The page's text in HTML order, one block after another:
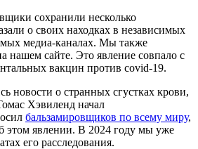
сохранили несколько
о своих находках в независимых
медиа-каналах. Мы также
нашем сайте. Это явление совпало с
вакцин против covid-19.
новости о странных сгустках крови,
Хэвиленд начал
бальзамировщиков по всему миру,
этом явлении. В 2024 году мы уже
его расследования.